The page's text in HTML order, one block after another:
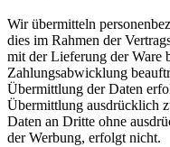
Wir übermitteln
dies im Rahmen der
mit der Lieferung der Ware
Zahlungsabwicklung
Übermittlung der Daten
Übermittlung ausdrücklich
Daten an Dritte ohne
der Werbung, erfolgt nicht.